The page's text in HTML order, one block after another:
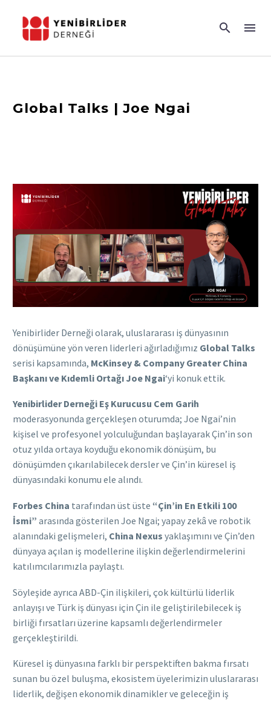
Global Talks | Joe Ngai
Yenibirlider Derneği olarak, uluslararası iş dünyasının
dönüşümüne yön veren liderleri ağırladığımız Global Talks
serisi kapsamında, McKinsey & Company Greater China
Başkanı ve Kıdemli Ortağı Joe Ngai‘yi konuk ettik.
Yenibirlider Derneği Eş Kurucusu Cem Garih
moderasyonunda gerçekleşen oturumda; Joe Ngai’nin
kişisel ve profesyonel yolculuğundan başlayarak Çin’in son
otuz yılda ortaya koyduğu ekonomik dönüşüm, bu
dönüşümden çıkarılabilecek dersler ve Çin’in küresel iş
dünyasındaki konumu ele alındı.
Forbes China tarafından üst üste “Çin’in En Etkili 100
İsmi” arasında gösterilen Joe Ngai; yapay zekâ ve robotik
alanındaki gelişmeleri, China Nexus yaklaşımını ve Çin’den
dünyaya açılan iş modellerine ilişkin değerlendirmelerini
katılımcılarımızla paylaştı.
Söyleşide ayrıca ABD-Çin ilişkileri, çok kültürlü liderlik
anlayışı ve Türk iş dünyası için Çin ile geliştirilebilecek iş
birliği fırsatları üzerine kapsamlı değerlendirmeler
gerçekleştirildi.
Küresel iş dünyasına farklı bir perspektiften bakma fırsatı
sunan bu özel buluşma, ekosistem üyelerimizin uluslararası
liderlik, değişen ekonomik dinamikler ve geleceğin iş